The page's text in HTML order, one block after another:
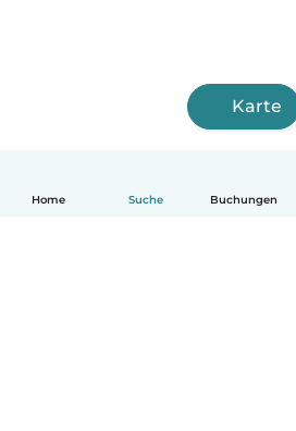
Home Suche Buchungen
Karte